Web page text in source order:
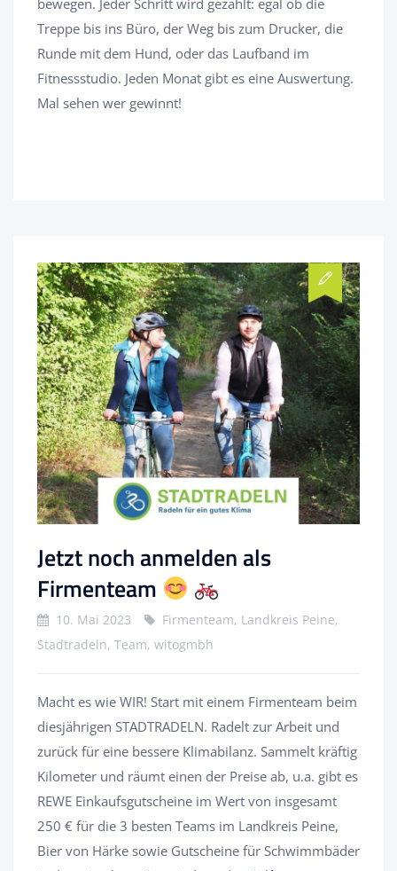
bewegen. Jeder Schritt wird gezählt: egal ob die
Treppe bis ins Büro, der Weg bis zum Drucker, die
Runde mit dem Hund, oder das Laufband im
Fitnessstudio. Jeden Monat gibt es eine Auswertung.
Mal sehen wer gewinnt!
Jetzt noch anmelden als
Firmenteam
10. Mai 2023
Firmenteam, Landkreis Peine,
Stadtradeln, Team, witogmbh
Macht es wie WIR! Start mit einem Firmenteam beim
diesjährigen STADTRADELN. Radelt zur Arbeit und
zurück für eine bessere Klimabilanz. Sammelt kräftig
Kilometer und räumt einen der Preise ab, u.a. gibt es
REWE Einkaufsgutscheine im Wert von insgesamt
250 € für die 3 besten Teams im Landkreis Peine,
Bier von Härke sowie Gutscheine für Schwimmbäder